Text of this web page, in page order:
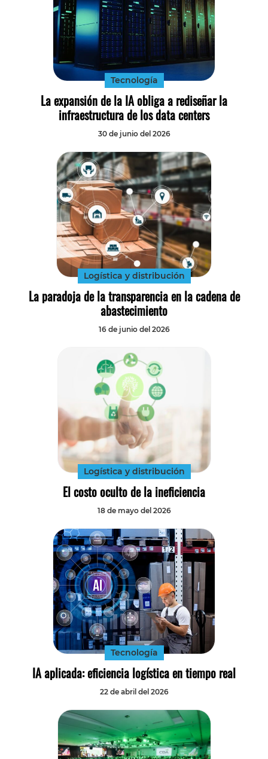
Tecnología
La expansión de la IA obliga a rediseñar la
infraestructura de los data centers
30 de junio del 2026
Logística y distribución
La paradoja de la transparencia en la cadena de
abastecimiento
16 de junio del 2026
Logística y distribución
El costo oculto de la ineficiencia
18 de mayo del 2026
Tecnología
IA aplicada: eficiencia logística en tiempo real
22 de abril del 2026